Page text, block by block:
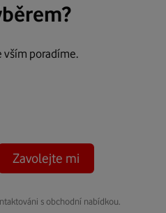
vším poradíme.
Zavolejte mi
s obchodní nabídkou.